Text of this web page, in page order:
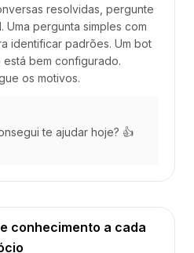
resolvidas, pergunte
Uma pergunta simples com
identificar padrões. Um bot
bem configurado.
os motivos.
te ajudar hoje? 👍
conhecimento a cada